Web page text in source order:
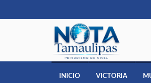
INICIO VICTORIA